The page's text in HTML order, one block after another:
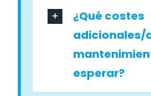
¿Qué costes
adicionales/
esperar?